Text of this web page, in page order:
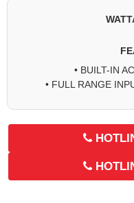
• BUILT-IN
• FULL RANGE